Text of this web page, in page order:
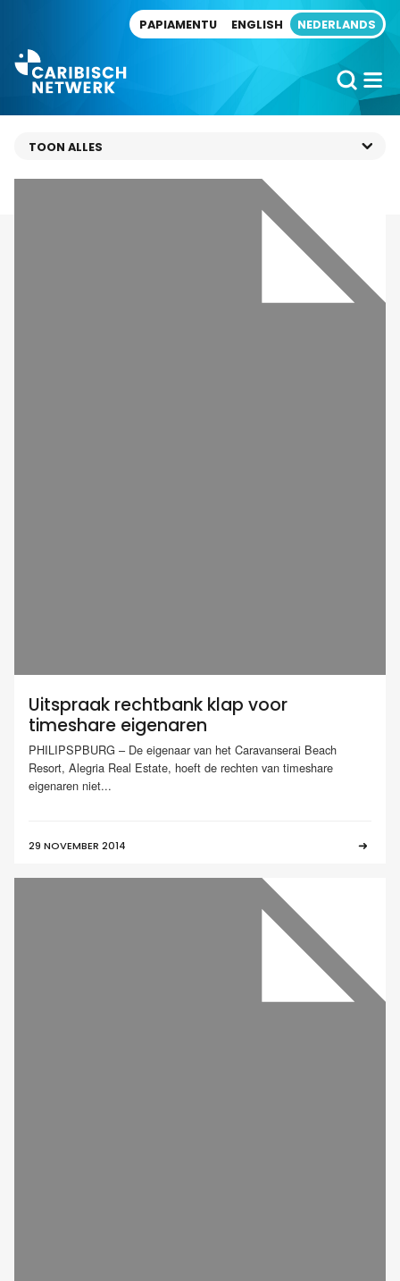
PAPIAMENTU ENGLISH NEDERLANDS
Uitspraak rechtbank klap voor
timeshare eigenaren
PHILIPSPBURG – De eigenaar van het Caravanserai Beach
Resort, Alegria Real Estate, hoeft de rechten van timeshare
eigenaren niet...
29 NOVEMBER 2014